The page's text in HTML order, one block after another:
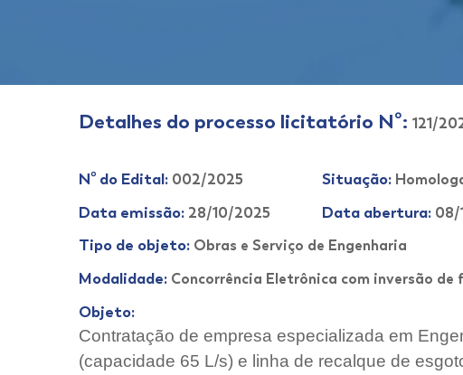
Detalhes do processo licitatório Nº: 121/
Nº do Edital: 002/2025 Situação:
Data emissão: 28/10/2025 Data abertura: 08/
Tipo de objeto: Obras e Serviço de Engenharia
Modalidade: Concorrência Eletrônica com inversão de
Objeto:
Contratação de empresa especializada em
(capacidade 65 L/s) e linha de recalque de